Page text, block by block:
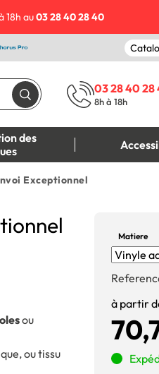
18h au03 28 40 28 40
03 28 40 28
8h à 18h
des
Exceptionnel
ou
ou tissu
Matiere
à partir